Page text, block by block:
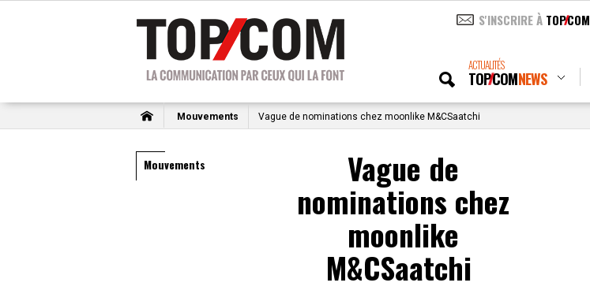
S'INSCRIRE À TOPCOM
ACTUALITÉS
TOPCOMNEWS
Mouvements Vague de nominations chez moonlike M&CSaatchi
Mouvements Vague de
nominations chez
moonlike
M&CSaatchi